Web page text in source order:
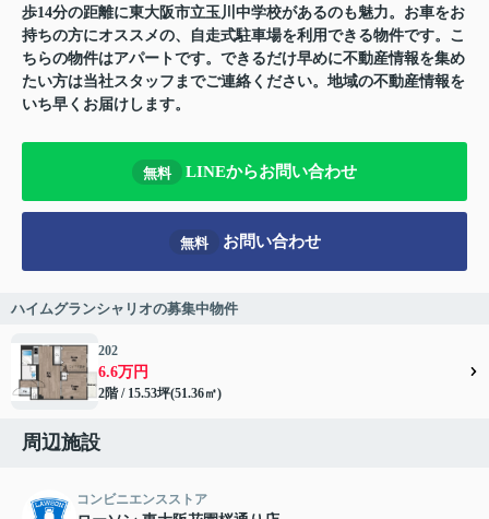
歩14分の距離に東大阪市立玉川中学校があるのも魅力。お車をお
持ちの方にオススメの、自走式駐車場を利用できる物件です。こ
ちらの物件はアパートです。できるだけ早めに不動産情報を集め
たい方は当社スタッフまでご連絡ください。地域の不動産情報を
いち早くお届けします。
無料 LINEからお問い合わせ
無料 お問い合わせ
ハイムグランシャリオの募集中物件
202
6.6万円
2階 / 15.53坪(51.36㎡)
周辺施設
コンビニエンスストア